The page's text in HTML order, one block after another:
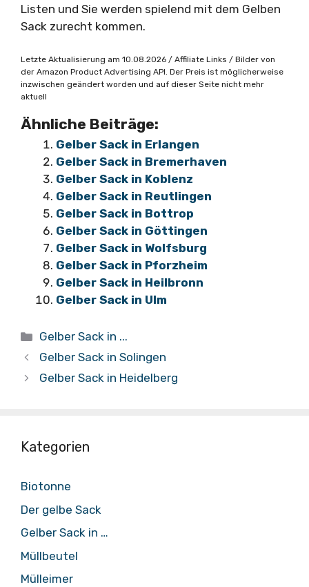
Listen und Sie werden spielend mit dem Gelben
Sack zurecht kommen.
Letzte Aktualisierung am 10.08.2026 / Affiliate Links / Bilder von
der Amazon Product Advertising API. Der Preis ist möglicherweise
inzwischen geändert worden und auf dieser Seite nicht mehr
aktuell
Ähnliche Beiträge:
Gelber Sack in Erlangen
Gelber Sack in Bremerhaven
Gelber Sack in Koblenz
Gelber Sack in Reutlingen
Gelber Sack in Bottrop
Gelber Sack in Göttingen
Gelber Sack in Wolfsburg
Gelber Sack in Pforzheim
Gelber Sack in Heilbronn
Gelber Sack in Ulm
Kategorien
Gelber Sack in ...
Gelber Sack in Solingen
Gelber Sack in Heidelberg
Kategorien
Biotonne
Der gelbe Sack
Gelber Sack in …
Müllbeutel
Mülleimer